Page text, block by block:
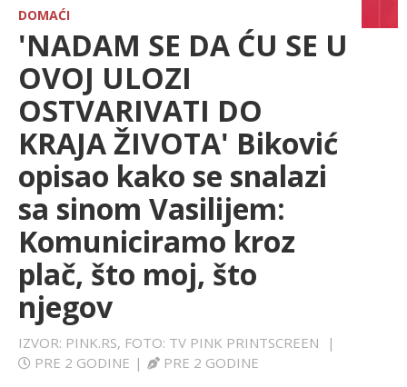
HRONIKA
FARMERI
TV
SPORT
LIFESTYLE
EXTRA
DOMAĆI
'NADAM SE DA ĆU SE U
OVOJ ULOZI
OSTVARIVATI DO
KRAJA ŽIVOTA' Biković
opisao kako se snalazi
sa sinom Vasilijem:
Komuniciramo kroz
plač, što moj, što
njegov
IZVOR: PINK.RS, FOTO: TV PINK PRINTSCREEN
|
PRE 2 GODINE | PRE 2 GODINE